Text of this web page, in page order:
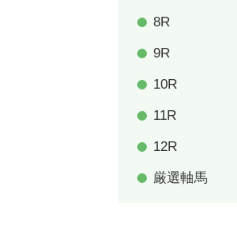
8R
9R
10R
11R
12R
厳選軸馬